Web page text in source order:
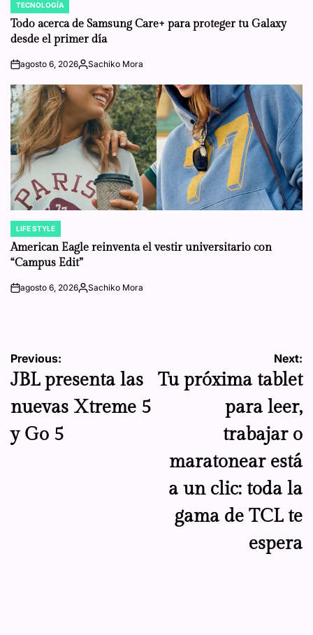
POSTED
IN
TECNOLOGÍA
Todo acerca de Samsung Care+ para proteger tu Galaxy
desde el primer día
onagosto 6, 2026Posted
Sachiko Mora
POSTED
IN
LIFE STYLE
American Eagle reinventa el vestir universitario con
“Campus Edit”
onagosto 6, 2026Posted
Sachiko Mora
Navegación
de
entradas
Previous:
JBL presenta las
nuevas Xtreme 5
y Go 5
Next:
Tu próxima tablet
para leer,
trabajar o
maratonear está
a un clic: toda la
gama de TCL te
espera